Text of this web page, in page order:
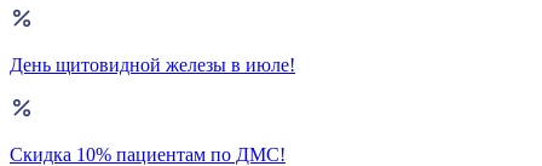
День щитовидной железы в июле!
Скидка 10% пациентам по ДМС!